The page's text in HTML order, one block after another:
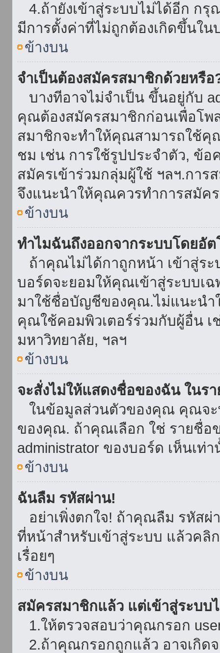
4.ถ้ายังเข้าสู่ระบบไม่ได้อีก กรุ
มีการตั้งค่าที่ไม่ถูกต้องเกิดขึ้นใน
ข้างบน
จำเป็นต้องสมัครสมาชิกด้วยหรือ
บางทีอาจไม่จำเป็น ขึ้นอยู่กับ
คุณต้องสมัครสมาชิกก่อนเพื่อโพ
สมาชิกจะทำให้คุณสามารถใช้คุ
ชม เช่น การใช้รูปประจำตัว, ข้อ
สมัครเข้าร่วมกลุ่มผู้ใช้ ฯลฯ.การ
จึงแนะนำให้คุณควรทำการสมัค
ข้างบน
ทำไมฉันถึงออกจากระบบโดยอั
ถ้าคุณไม่ได้กาถูกหน้า เข้าสู่ร
บอร์ดจะยอมให้คุณเข้าสู่ระบบเ
มาใช้ชื่อบัญชีของคุณ.ไม่แนะนำ
คุณใช้คอมพิวเตอร์ร่วมกับผู้อื่น เ
มหาวิทยาลัย, ฯลฯ
ข้างบน
จะสั่งไม่ให้แสดงชื่อของฉัน ในร
ในข้อมูลส่วนตัวของคุณ คุณจะ
ของคุณ. ถ้าคุณเลือก ใช่ รายชื่
administrator ของบอร์ด เห็นเ
ข้างบน
ฉันลืม รหัสผ่าน!
อย่าเพิ่งตกใจ! ถ้าคุณลืม รหัสผ่
ที่หน้าสำหรับเข้าสู่ระบบ แล้วค
เรื่อยๆ
ข้างบน
สมัครสมาชิกแล้ว แต่เข้าสู่ระบบ
1.ให้ตรวจสอบว่าคุณกรอก
2.ถ้าคุณกรอกถูกแล้ว อาจเกิด